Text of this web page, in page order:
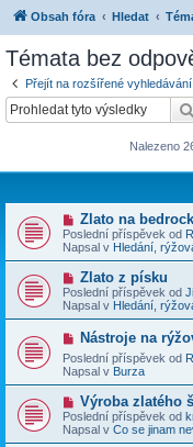
Obsah fóra Hledat
Témata bez
Přejít na rozšířené vyhledávání
Nalezeno
N
o
v
ý
p
í
s
p
ě
e
k
Zlato na
Poslední příspěvek od
Napsal v Hledání,
N
o
v
ý
í
s
p
ě
e
k
Zlato z písku
Poslední příspěvek od
Napsal v Hledání,
N
o
v
ý
p
í
s
p
Nástroje na
Poslední příspěvek od
Napsal v Burza
N
o
v
ý
Výroba zlatého
Poslední příspěvek od
Napsal v Co se jinam